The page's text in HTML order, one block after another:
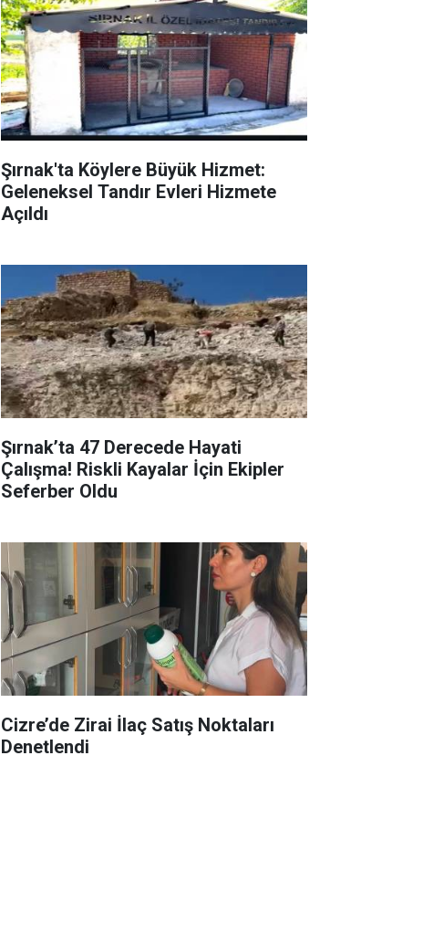
Şırnak'ta Köylere Büyük Hizmet:
Geleneksel Tandır Evleri Hizmete
Açıldı
Şırnak’ta 47 Derecede Hayati
Çalışma! Riskli Kayalar İçin Ekipler
Seferber Oldu
Cizre’de Zirai İlaç Satış Noktaları
Denetlendi